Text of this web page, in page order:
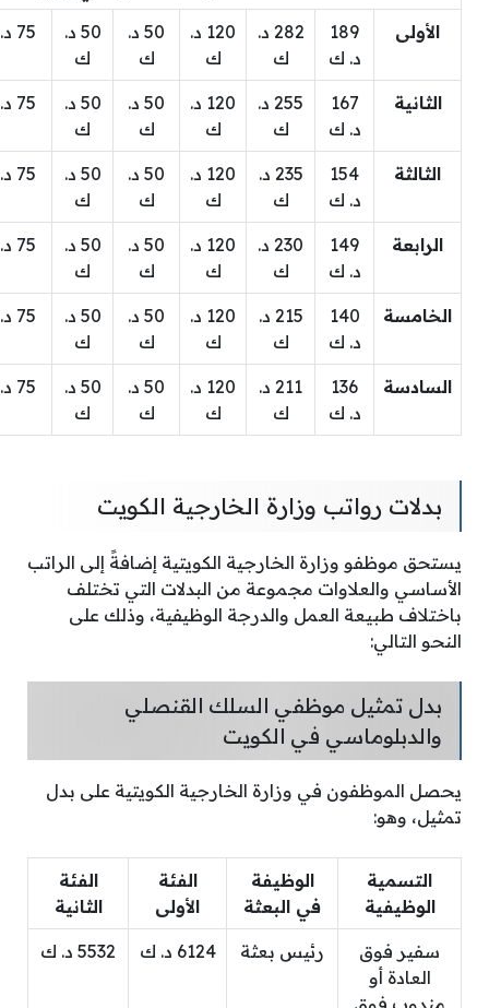
الأولى
189
د. ك
282 د.
ك
120 د.
ك
50 د.
ك
50 د.
ك
75 د. ك
الثانية
167
د. ك
255 د.
ك
120 د.
ك
50 د.
ك
50 د.
ك
75 د. ك
الثالثة
154
د. ك
235 د.
ك
120 د.
ك
50 د.
ك
50 د.
ك
75 د. ك
الرابعة
149
د. ك
230 د.
ك
120 د.
ك
50 د.
ك
50 د.
ك
75 د. ك
الخامسة
140
د. ك
215 د.
ك
120 د.
ك
50 د.
ك
50 د.
ك
75 د. ك
السادسة
136
د. ك
211 د.
ك
120 د.
ك
50 د.
ك
50 د.
ك
75 د. ك
بدلات رواتب وزارة الخارجية الكويت
يستحق موظفو وزارة الخارجية الكويتية إضافةً إلى الراتب
الأساسي والعلاوات مجموعة من البدلات التي تختلف
باختلاف طبيعة العمل والدرجة الوظيفية، وذلك على
النحو التالي:
بدل تمثيل موظفي السلك القنصلي
والدبلوماسي في الكويت
يحصل الموظفون في وزارة الخارجية الكويتية على بدل
تمثيل، وهو:
التسمية
الوظيفية
الوظيفة
في البعثة
الفئة
الأولى
الفئة
الثانية
سفير فوق
العادة أو
رئيس بعثة 6124 د. ك 5532 د. ك